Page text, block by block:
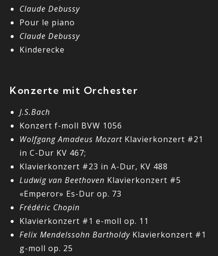
Claude Debussy
Pour le piano
Claude Debussy
Kinderecke
Konzerte mit Orchester
J.S.Bach
Konzert f-moll BVW 1056
Wolfgang Amadeus Mozart Klavierkonzert #21
in C-Dur KV 467;
Klavierkonzert #23 in A-Dur, KV 488
Ludwig van Beethoven Klavierkonzert #5
«Emperor» Es-Dur op. 73
Frédéric Chopin
Klavierkonzert #1 e-moll op. 11
Felix Mendelssohn Bartholdy Klavierkonzert #1
g-moll op. 25